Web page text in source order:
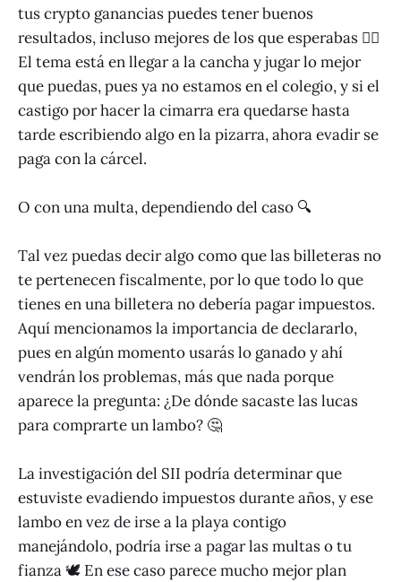
tus crypto ganancias puedes tener buenos
resultados, incluso mejores de los que esperabas 💁‍♂️
El tema está en llegar a la cancha y jugar lo mejor
que puedas, pues ya no estamos en el colegio, y si el
castigo por hacer la cimarra era quedarse hasta
tarde escribiendo algo en la pizarra, ahora evadir se
paga con la cárcel.
O con una multa, dependiendo del caso 🔍
Tal vez puedas decir algo como que las billeteras no
te pertenecen fiscalmente, por lo que todo lo que
tienes en una billetera no debería pagar impuestos.
Aquí mencionamos la importancia de declararlo,
pues en algún momento usarás lo ganado y ahí
vendrán los problemas, más que nada porque
aparece la pregunta: ¿De dónde sacaste las lucas
para comprarte un lambo? 🤔
La investigación del SII podría determinar que
estuviste evadiendo impuestos durante años, y ese
lambo en vez de irse a la playa contigo
manejándolo, podría irse a pagar las multas o tu
fianza 🕊 En ese caso parece mucho mejor plan